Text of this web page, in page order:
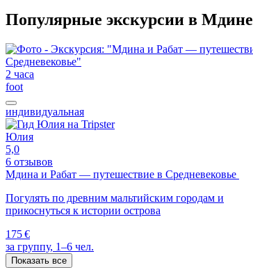
Популярные экскурсии в Мдине
2 часа
foot
индивидуальная
Юлия
5,0
6 отзывов
Мдина и Рабат — путешествие в Средневековье
Погулять по древним мальтийским городам и
прикоснуться к истории острова
175 €
за группу, 1–6 чел.
Показать все